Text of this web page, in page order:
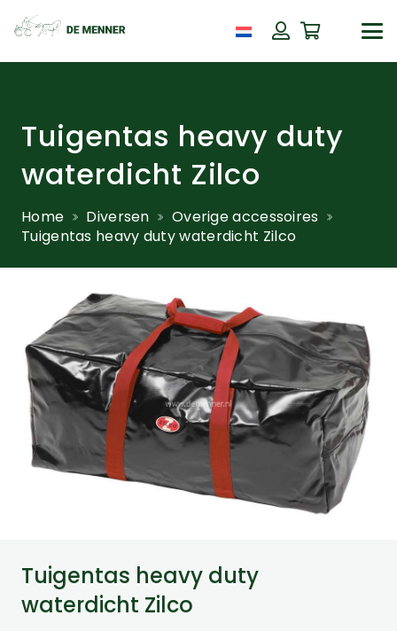
Tuigentas heavy duty
waterdicht Zilco
Home Diversen
Overige accessoires
Tuigentas heavy duty waterdicht Zilco
Tuigentas heavy duty
waterdicht Zilco